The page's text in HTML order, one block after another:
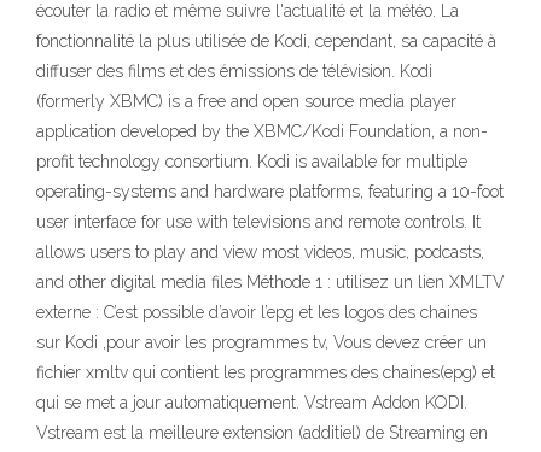
écouter la radio et même suivre l'actualité et la météo. La
fonctionnalité la plus utilisée de Kodi, cependant, sa capacité à
diffuser des films et des émissions de télévision. Kodi
(formerly XBMC) is a free and open source media player
application developed by the XBMC/Kodi Foundation, a non-
profit technology consortium. Kodi is available for multiple
operating-systems and hardware platforms, featuring a 10-foot
user interface for use with televisions and remote controls. It
allows users to play and view most videos, music, podcasts,
and other digital media files Méthode 1 : utilisez un lien XMLTV
externe : C’est possible d’avoir l’epg et les logos des chaines
sur Kodi ,pour avoir les programmes tv, Vous devez créer un
fichier xmltv qui contient les programmes des chaines(epg) et
qui se met a jour automatiquement. Vstream Addon KODI.
Vstream est la meilleure extension (additiel) de Streaming en